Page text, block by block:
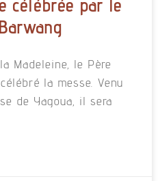
célébrée par le
Madeleine, le Père
la messe. Venu
de Yagoua, il sera